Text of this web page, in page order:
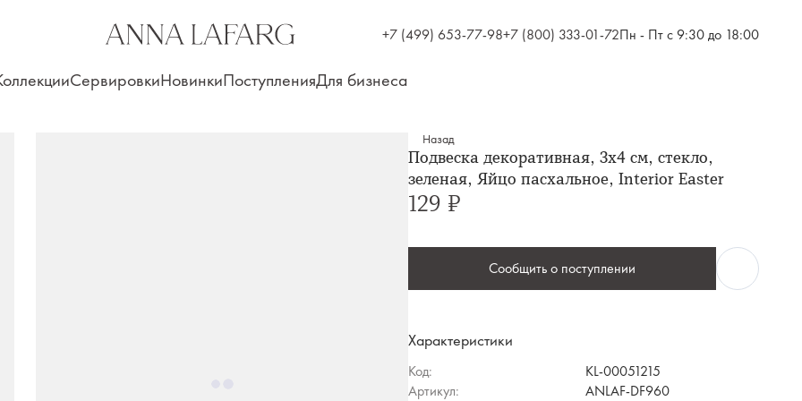
+7 (499) 653-77-98+7 (800) 333-01-72Пн - Пт с 9:30 до 18:00
СервировкиНовинкиПоступленияДля бизнеса
Назад
Подвеска декоративная, 3х4 см, стекло,
зеленая, Яйцо пасхальное, Interior Easter
129 ₽
Сообщить о поступлении
Характеристики
Код:
KL-00051215
Артикул:
ANLAF-DF960